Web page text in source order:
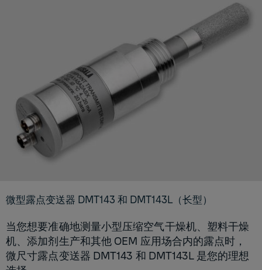
微型露点变送器 DMT143 和 DMT143L（长型）
当您想要准确地测量小型压缩空气干燥机、塑料干燥
机、添加剂生产和其他 OEM 应用场合内的露点时，
微尺寸露点变送器 DMT143 和 DMT143L 是您的理想